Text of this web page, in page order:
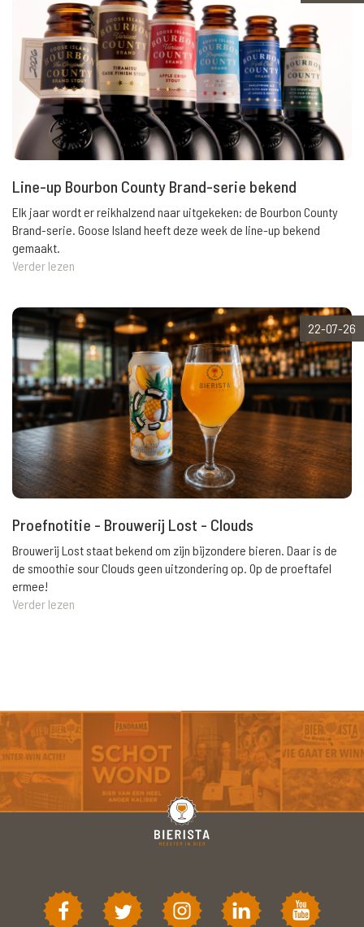
Line-up Bourbon County Brand-serie bekend
Elk jaar wordt er reikhalzend naar uitgekeken: de Bourbon County
Brand-serie. Goose Island heeft deze week de line-up bekend
gemaakt.
Verder lezen
22-07-26
Proefnotitie - Brouwerij Lost - Clouds
Brouwerij Lost staat bekend om zijn bijzondere bieren. Daar is de
de smoothie sour Clouds geen uitzondering op. Op de proeftafel
ermee!
Verder lezen